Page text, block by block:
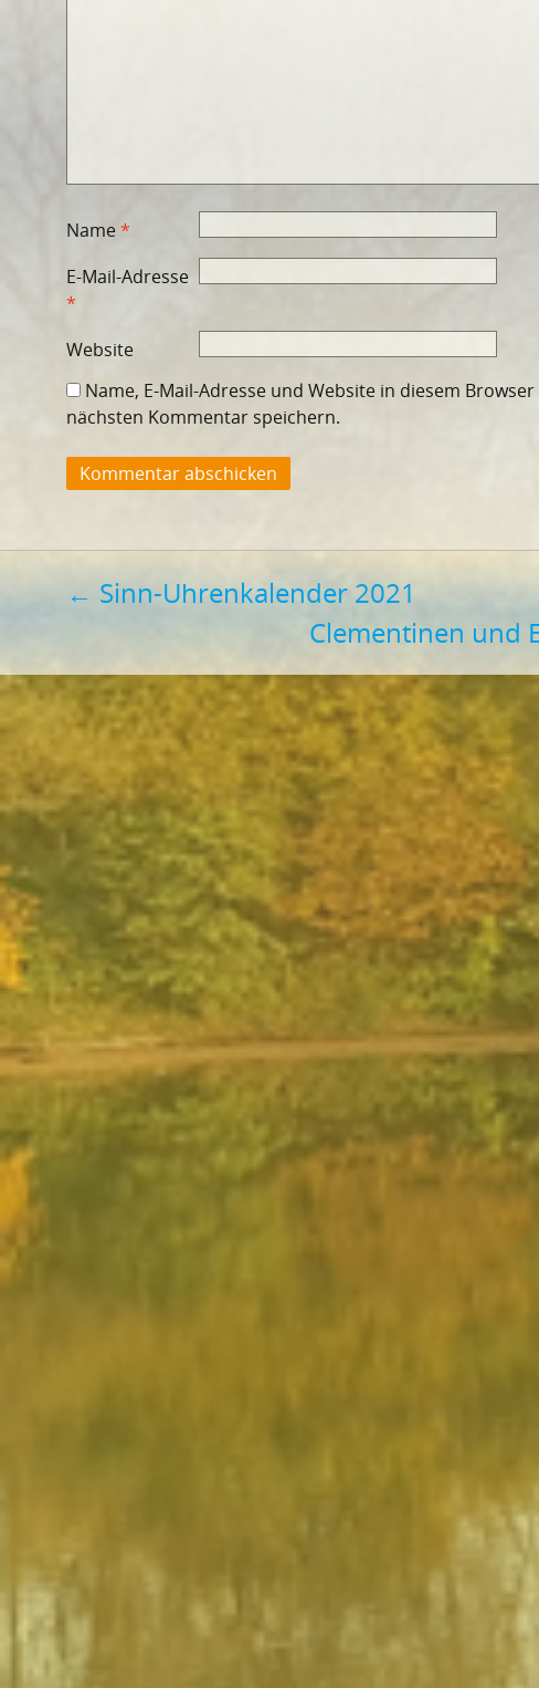
Name*
E-Mail-Adresse
*
Website
Name, E-Mail-Adresse und Website in diesem
nächsten Kommentar speichern.
Beitragsnavigation
← Sinn-Uhrenkalender 2021
Clementinen und